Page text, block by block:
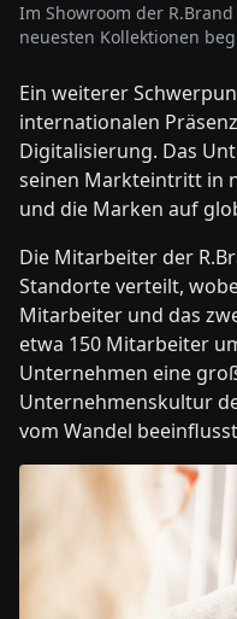
Im Showroom der
neuesten Kollektionen
Ein weiterer
internationalen
Digitalisierung. Das
seinen Markteintritt in
und die Marken auf
Die Mitarbeiter der
Standorte verteilt,
Mitarbeiter und das
etwa 150 Mitarbeiter
Unternehmen eine
Unternehmenskultur
vom Wandel